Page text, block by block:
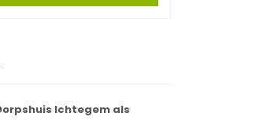
Ichtegem als